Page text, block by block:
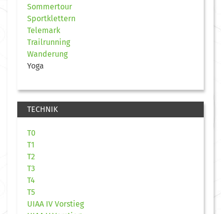
Sommertour
Sportklettern
Telemark
Trailrunning
Wanderung
Yoga
TECHNIK
T0
T1
T2
T3
T4
T5
UIAA IV Vorstieg